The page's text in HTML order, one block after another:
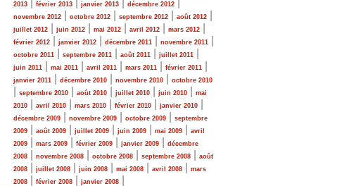
2013
février 2013 janvier 2013 décembre 2012
novembre 2012 octobre 2012 septembre 2012 août 2012
juillet 2012 juin 2012 mai 2012 avril 2012 mars 2012
février 2012 janvier 2012 décembre 2011 novembre 2011
octobre 2011 septembre 2011 août 2011 juillet 2011
juin 2011 mai 2011 avril 2011 mars 2011 février 2011
janvier 2011 décembre 2010 novembre 2010 octobre 2010
septembre 2010 août 2010 juillet 2010 juin 2010
mai
2010
avril 2010 mars 2010 février 2010 janvier 2010
décembre 2009 novembre 2009 octobre 2009
septembre
2009
août 2009 juillet 2009 juin 2009 mai 2009
avril
2009
mars 2009 février 2009 janvier 2009
décembre
2008
novembre 2008 octobre 2008 septembre 2008
août
2008
juillet 2008 juin 2008 mai 2008 avril 2008
mars
2008
février 2008 janvier 2008